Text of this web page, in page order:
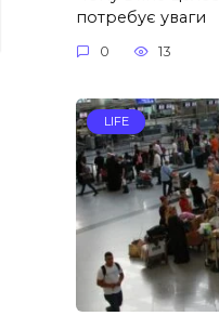
потребує уваги
0 13
LIFE